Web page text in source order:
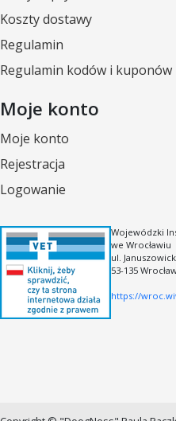
Koszty dostawy
Regulamin
Regulamin kodów i
Moje konto
Moje konto
Rejestracja
Logowanie
Wojewódzki
we Wrocławiu
ul.
53-135
https://